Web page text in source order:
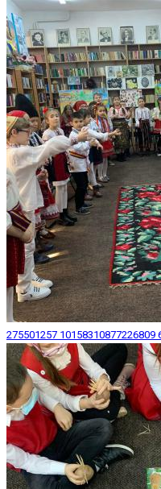
275501257 10158310877226809